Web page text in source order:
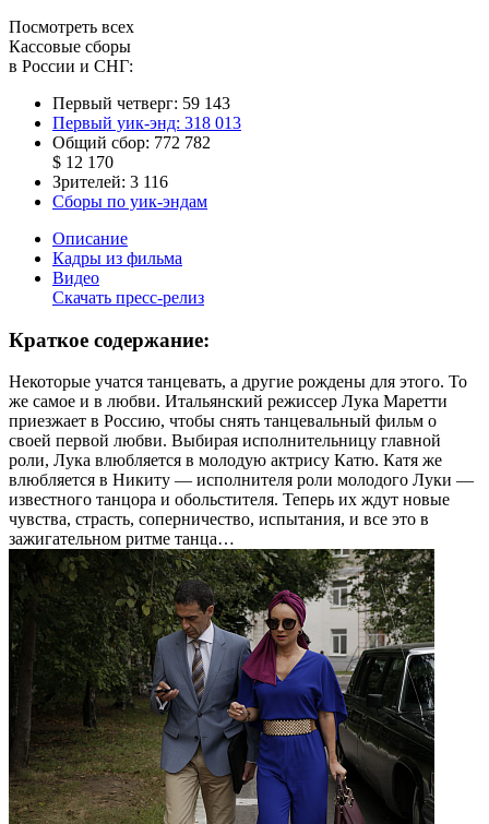
Посмотреть всех
Кассовые сборы
в России и СНГ:
Первый четверг: 59 143
Первый уик-энд: 318 013
Общий сбор: 772 782
$ 12 170
Зрителей: 3 116
Сборы по уик-эндам
Описание
Кадры из фильма
Видео
Скачать пресс-релиз
Краткое содержание:
Некоторые учатся танцевать, а другие рождены для этого. То
же самое и в любви. Итальянский режиссер Лука Маретти
приезжает в Россию, чтобы снять танцевальный фильм о
своей первой любви. Выбирая исполнительницу главной
роли, Лука влюбляется в молодую актрису Катю. Катя же
влюбляется в Никиту — исполнителя роли молодого Луки —
известного танцора и обольстителя. Теперь их ждут новые
чувства, страсть, соперничество, испытания, и все это в
зажигательном ритме танца…